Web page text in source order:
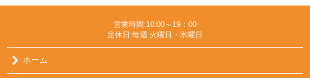
営業時間:10:00～19：00
定休日:毎週 火曜日・水曜日
ホーム